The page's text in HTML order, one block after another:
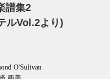
譜集2
ルVol.2より)
O'Sulivan